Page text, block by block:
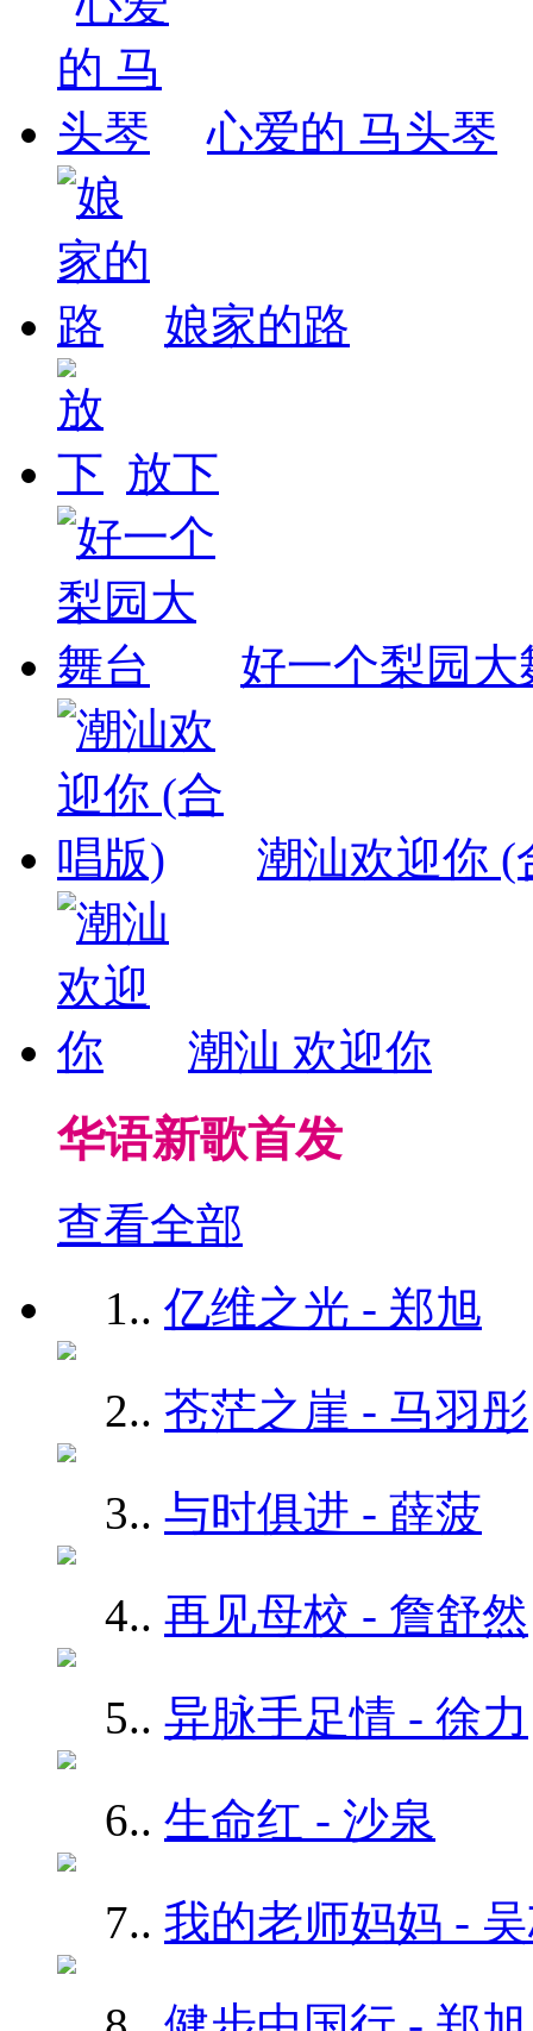
心爱的 马头琴
娘家的路
放下
好一个梨园大
潮汕欢迎你 (
潮汕 欢迎你
华语新歌首发
查看全部
1.. 亿维之光 - 郑旭
2.. 苍茫之崖 - 马羽彤
3.. 与时俱进 - 薛菠
4.. 再见母校 - 詹舒然
5.. 异脉手足情 - 徐力
6.. 生命红 - 沙泉
7.. 我的老师妈妈 -